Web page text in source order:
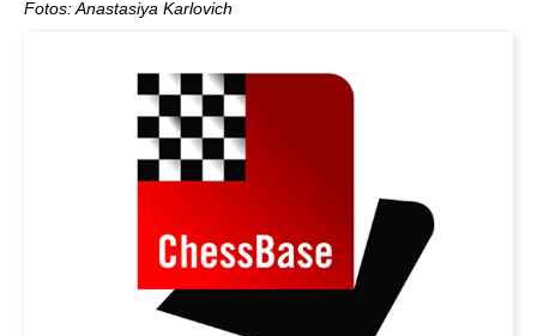
Fotos: Anastasiya Karlovich